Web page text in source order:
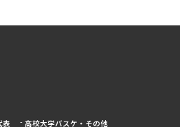
表 高校大学バスケ・その他